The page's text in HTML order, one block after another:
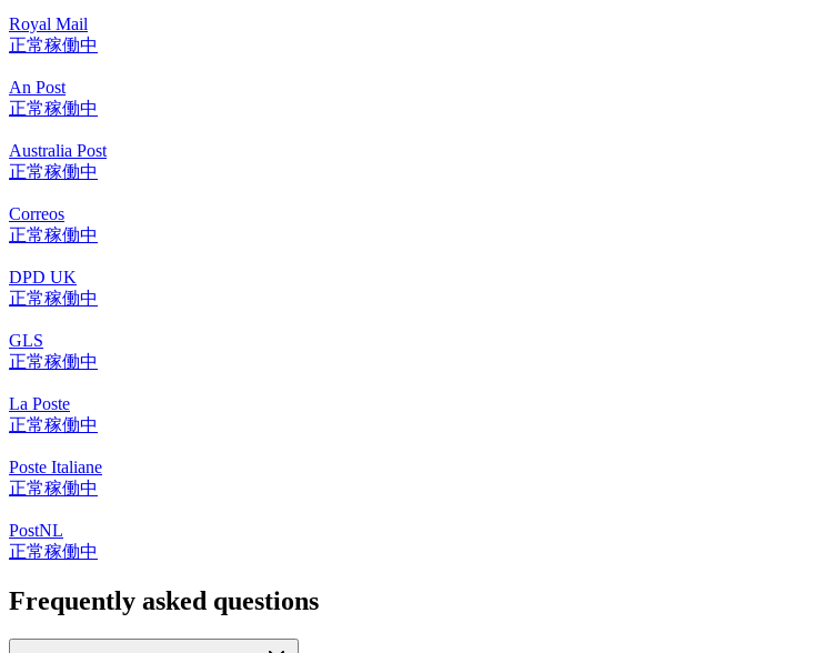
Royal Mail
正常稼働中
An Post
正常稼働中
Australia Post
正常稼働中
Correos
正常稼働中
DPD UK
正常稼働中
GLS
正常稼働中
La Poste
正常稼働中
Poste Italiane
正常稼働中
PostNL
正常稼働中
Frequently asked questions